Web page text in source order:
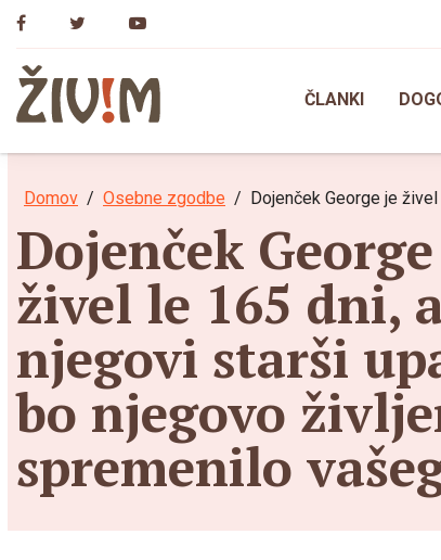
Skip
content
ČLANKI
Domov Osebne zgodbe Dojenček George je
Dojenček
živel le 165 dni,
njegovi starši
bo njegovo
spremenilo